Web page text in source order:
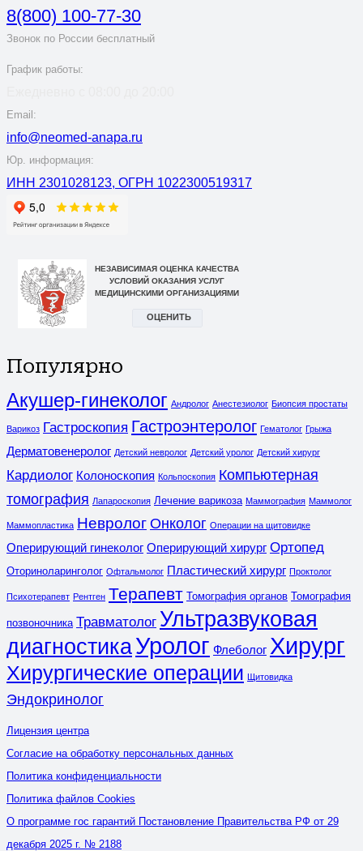
8(800) 100-77-30
Звонок по России бесплатный
График работы:
Email:
info@neomed-anapa.ru
Юр. информация:
ИНН 2301028123, ОГРН 1022300519317
Популярно
Акушер-гинеколог Андролог Анестезиолог Биопсия простаты
Варикоз Гастроскопия Гастроэнтеролог Гематолог Грыжа
Дерматовенеролог Детский невролог Детский уролог Детский хирург
Кардиолог Колоноскопия Кольпоскопия Компьютерная
томография Лапароскопия Лечение варикоза Маммография Маммолог
Маммопластика Невролог Онколог Операции на щитовидке
Оперирующий гинеколог Оперирующий хирург Ортопед
Оториноларинголог Офтальмолог Пластический хирург Проктолог
Психотерапевт Рентген Терапевт Томография органов Томография
позвоночника Травматолог Ультразвуковая
диагностикаУролог Флеболог Хирург
Хирургические операции Щитовидка
Эндокринолог
Лицензия центра
Согласие на обработку персональных данных
Политика конфиденциальности
Политика файлов Cookies
О программе гос гарантий Постановление Правительства РФ от 29
декабря 2025 г. № 2188